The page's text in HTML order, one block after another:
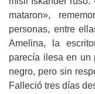
mataron»,
personas, entre
Amelina, la
parecía ilesa en un
negro, pero sin
Falleció tres días